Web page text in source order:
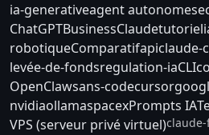
ia-generativeagent autonome
ChatGPTBusinessClaudetutoriel
robotiqueComparatifapiclaude-
levée-de-fondsregulation-iaCLI
OpenClawsans-codecursor
nvidiaollamaspacexPrompts IA
VPS (serveur privé virtuel)